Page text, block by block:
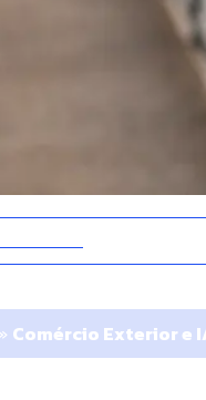
» Comércio Exterior e